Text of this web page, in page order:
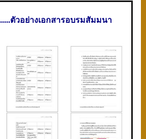
ตัวอย่างเอกสารอบรมสัมมนา